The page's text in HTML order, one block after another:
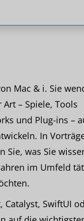
Mac & i. Sie
– Spiele, Tools
und Plug-ins –
In
Sie, was Sie
im Umfeld
Catalyst, SwiftUI